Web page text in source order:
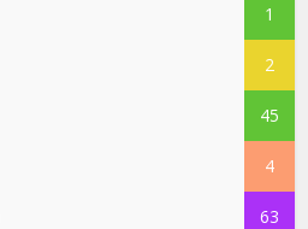
1
2
45
4
63